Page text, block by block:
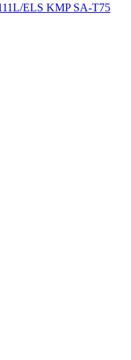
ELS KMP SA-T75